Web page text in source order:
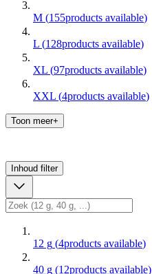
M (155products available)
L (128products available)
XL (97products available)
XXL (4products available)
Toon meer+
Inhoud filter
12 g (4products available)
40 g (12products available)